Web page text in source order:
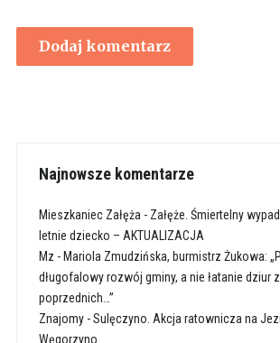
Najnowsze komentarze
Mieszkaniec Załęża - Załęże. Śmiertelny
letnie dziecko – AKTUALIZACJA
Mz - Mariola Zmudzińska, burmistrz Żukowa:
długofalowy rozwój gminy, a nie łatanie dziur
poprzednich…”
Znajomy-Sulęczyno. Akcja ratownicza na
Węgorzyno